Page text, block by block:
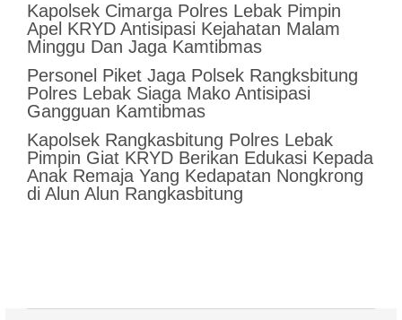
Kapolsek Cimarga Polres Lebak Pimpin
Apel KRYD Antisipasi Kejahatan Malam
Minggu Dan Jaga Kamtibmas
Personel Piket Jaga Polsek Rangksbitung
Polres Lebak Siaga Mako Antisipasi
Gangguan Kamtibmas
Kapolsek Rangkasbitung Polres Lebak
Pimpin Giat KRYD Berikan Edukasi Kepada
Anak Remaja Yang Kedapatan Nongkrong
di Alun Alun Rangkasbitung